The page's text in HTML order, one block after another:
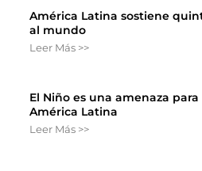
América Latina sostiene
al mundo
Leer Más >>
El Niño es una amenaza
América Latina
Leer Más >>